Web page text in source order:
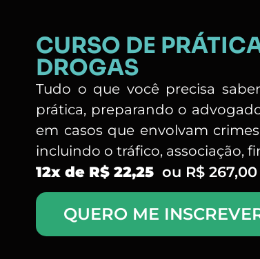
CURSO DE
DROGAS
Tudo o que você precisa
prática, preparando o
em casos que envolvam
incluindo o tráfico, associação,
12x de R$ 22,25 ou R$
QUERO ME